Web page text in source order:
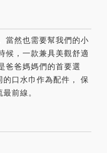
當然也需要幫我們的小
候，一款兼具美觀舒適
爸爸媽媽們的首要選
口水巾作為配件， 保
前線。